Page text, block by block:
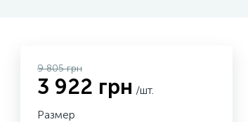
9 805 грн
3 922 грн /шт.
Размер